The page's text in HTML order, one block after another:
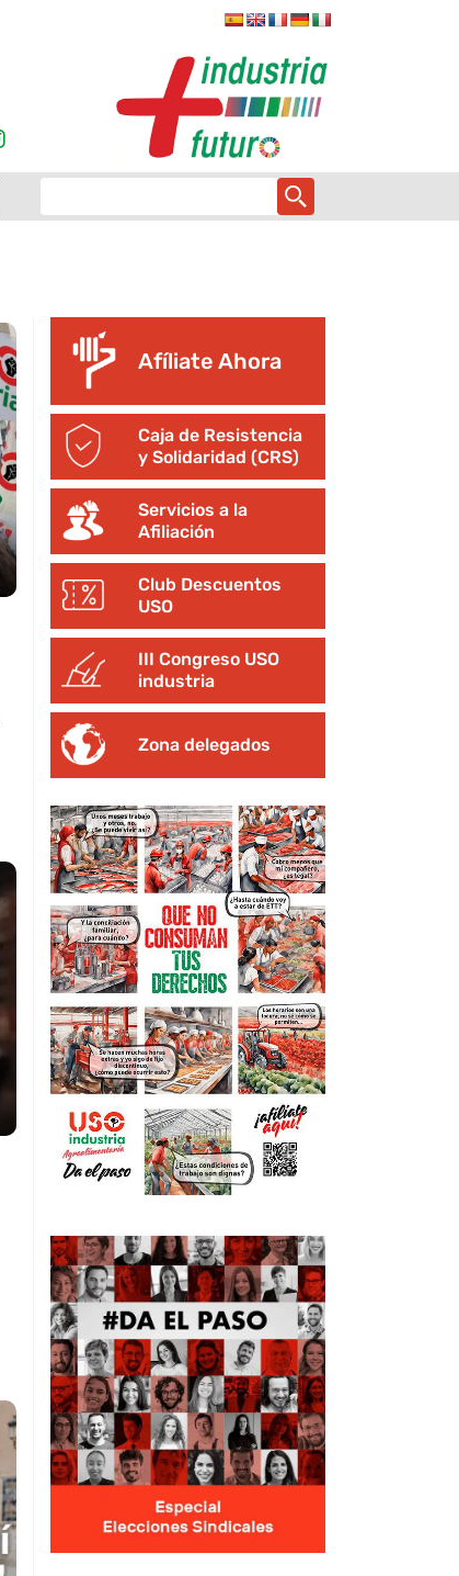
Afíliate Ahora
Caja de Resistencia
y Solidaridad (CRS)
Servicios a la
Afiliación
Club Descuentos
USO
III Congreso USO
industria
Zona delegados